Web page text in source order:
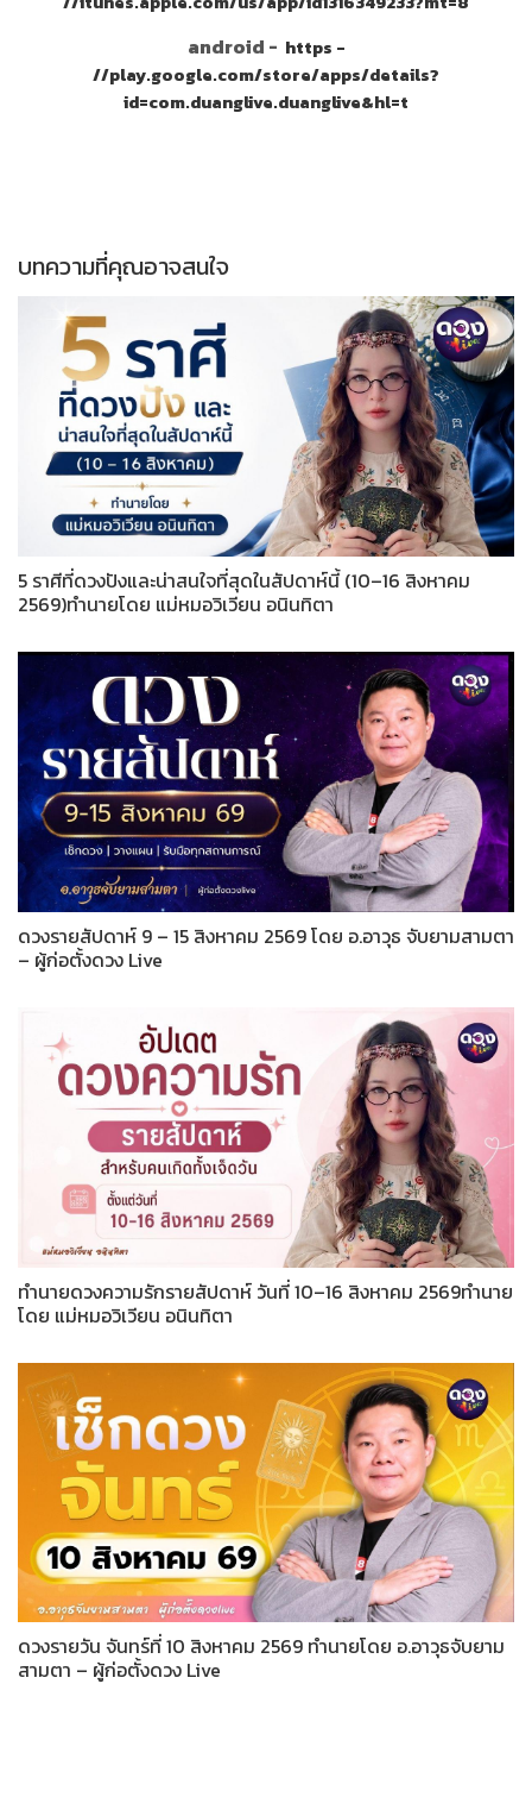
android - https -
//play.google.com/store/apps/details?
id=com.duanglive.duanglive&hl=t
บทความที่คุณอาจสนใจ
5 ราศีที่ดวงปังและน่าสนใจที่สุดในสัปดาห์นี้ (10–16 สิงหาคม
2569)ทำนายโดย แม่หมอวิเวียน อนินทิตา
ดวงรายสัปดาห์ 9 – 15 สิงหาคม 2569 โดย อ.อาวุธ จับยามสามตา
– ผู้ก่อตั้งดวง Live
ทำนายดวงความรักรายสัปดาห์ วันที่ 10–16 สิงหาคม 2569ทำนาย
โดย แม่หมอวิเวียน อนินทิตา
ดวงรายวัน จันทร์ที่ 10 สิงหาคม 2569 ทำนายโดย อ.อาวุธจับยาม
สามตา – ผู้ก่อตั้งดวง Live